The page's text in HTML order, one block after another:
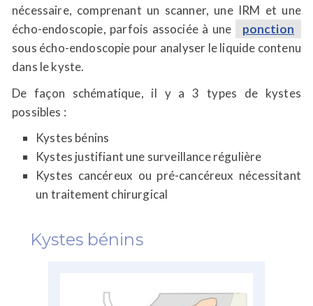
nécessaire, comprenant un scanner, une IRM et une
écho-endoscopie, parfois associée à une
ponction
sous écho-endoscopie pour analyser le liquide contenu
dans le kyste.
De façon schématique, il y a 3 types de kystes
possibles :
Kystes bénins
Kystes justifiant une surveillance régulière
Kystes cancéreux ou pré-cancéreux nécessitant
un traitement chirurgical
Kystes bénins